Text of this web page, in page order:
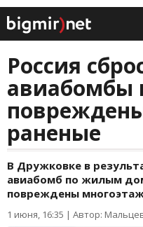
Россия
авиабомбы
раненые
В Дружковке в
авиабомб по жилым
повреждены
1 июня, 16:35 | Автор: